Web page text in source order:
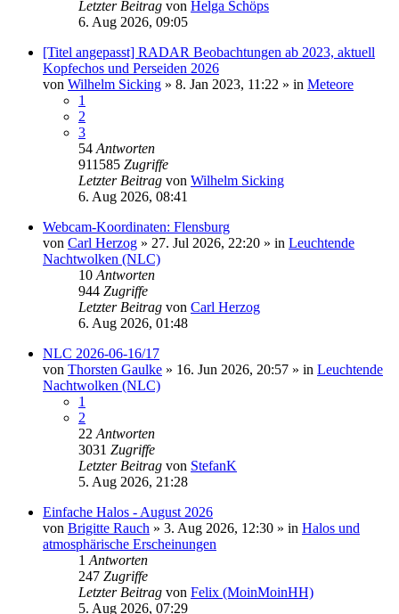
Letzter Beitrag von Helga Schöps
6. Aug 2026, 09:05
[Titel angepasst] RADAR Beobachtungen ab 2023, aktuell
Kopfechos und Perseiden 2026
von Wilhelm Sicking » 8. Jan 2023, 11:22 » in Meteore
1
2
3
54 Antworten
911585 Zugriffe
Letzter Beitrag von Wilhelm Sicking
6. Aug 2026, 08:41
Webcam-Koordinaten: Flensburg
von Carl Herzog » 27. Jul 2026, 22:20 » in Leuchtende
Nachtwolken (NLC)
10 Antworten
944 Zugriffe
Letzter Beitrag von Carl Herzog
6. Aug 2026, 01:48
NLC 2026-06-16/17
von Thorsten Gaulke » 16. Jun 2026, 20:57 » in Leuchtende
Nachtwolken (NLC)
1
2
22 Antworten
3031 Zugriffe
Letzter Beitrag von StefanK
5. Aug 2026, 21:28
Einfache Halos - August 2026
von Brigitte Rauch » 3. Aug 2026, 12:30 » in Halos und
atmosphärische Erscheinungen
1 Antworten
247 Zugriffe
Letzter Beitrag von Felix (MoinMoinHH)
5. Aug 2026, 07:29